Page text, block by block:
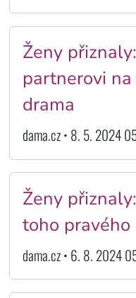
Ženy
partnerovi
drama
dama.cz • 8. 5. 2024
Ženy
toho pravého
dama.cz • 6. 8. 2024